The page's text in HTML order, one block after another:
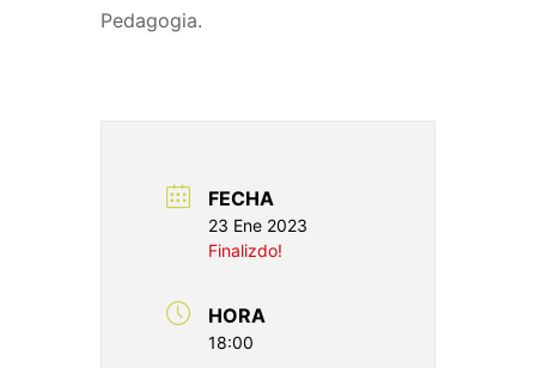
Pedagogia.
FECHA
23 Ene 2023
Finalizdo!
HORA
18:00